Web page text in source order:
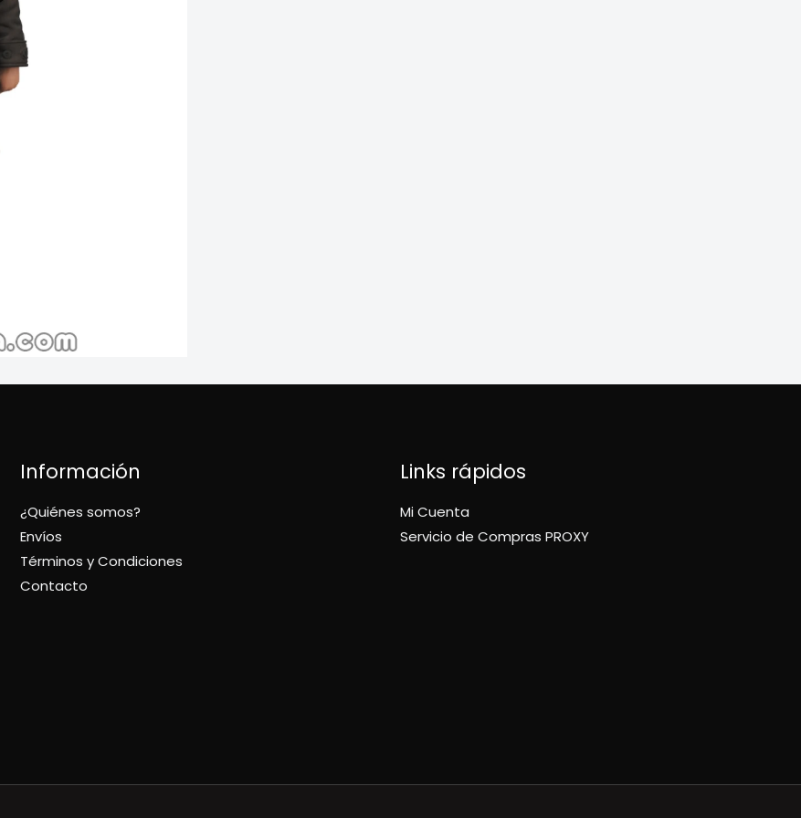
Información
¿Quiénes somos?
Envíos
Términos y Condiciones
Contacto
Links rápidos
Mi Cuenta
Servicio de Compras PROXY